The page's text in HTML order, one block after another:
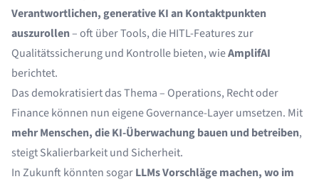
Verantwortlichen, generative KI an Kontaktpunkten
auszurollen– oft über Tools, die HITL-Features zur
Qualitätssicherung und Kontrolle bieten, wieAmplifAI
berichtet.
Das demokratisiert das Thema – Operations, Recht oder
Finance können nun eigene Governance-Layer umsetzen. Mit
mehr Menschen, die KI-Überwachung bauen und betreiben,
steigt Skalierbarkeit und Sicherheit.
In Zukunft könnten sogarLLMs Vorschläge machen, wo im